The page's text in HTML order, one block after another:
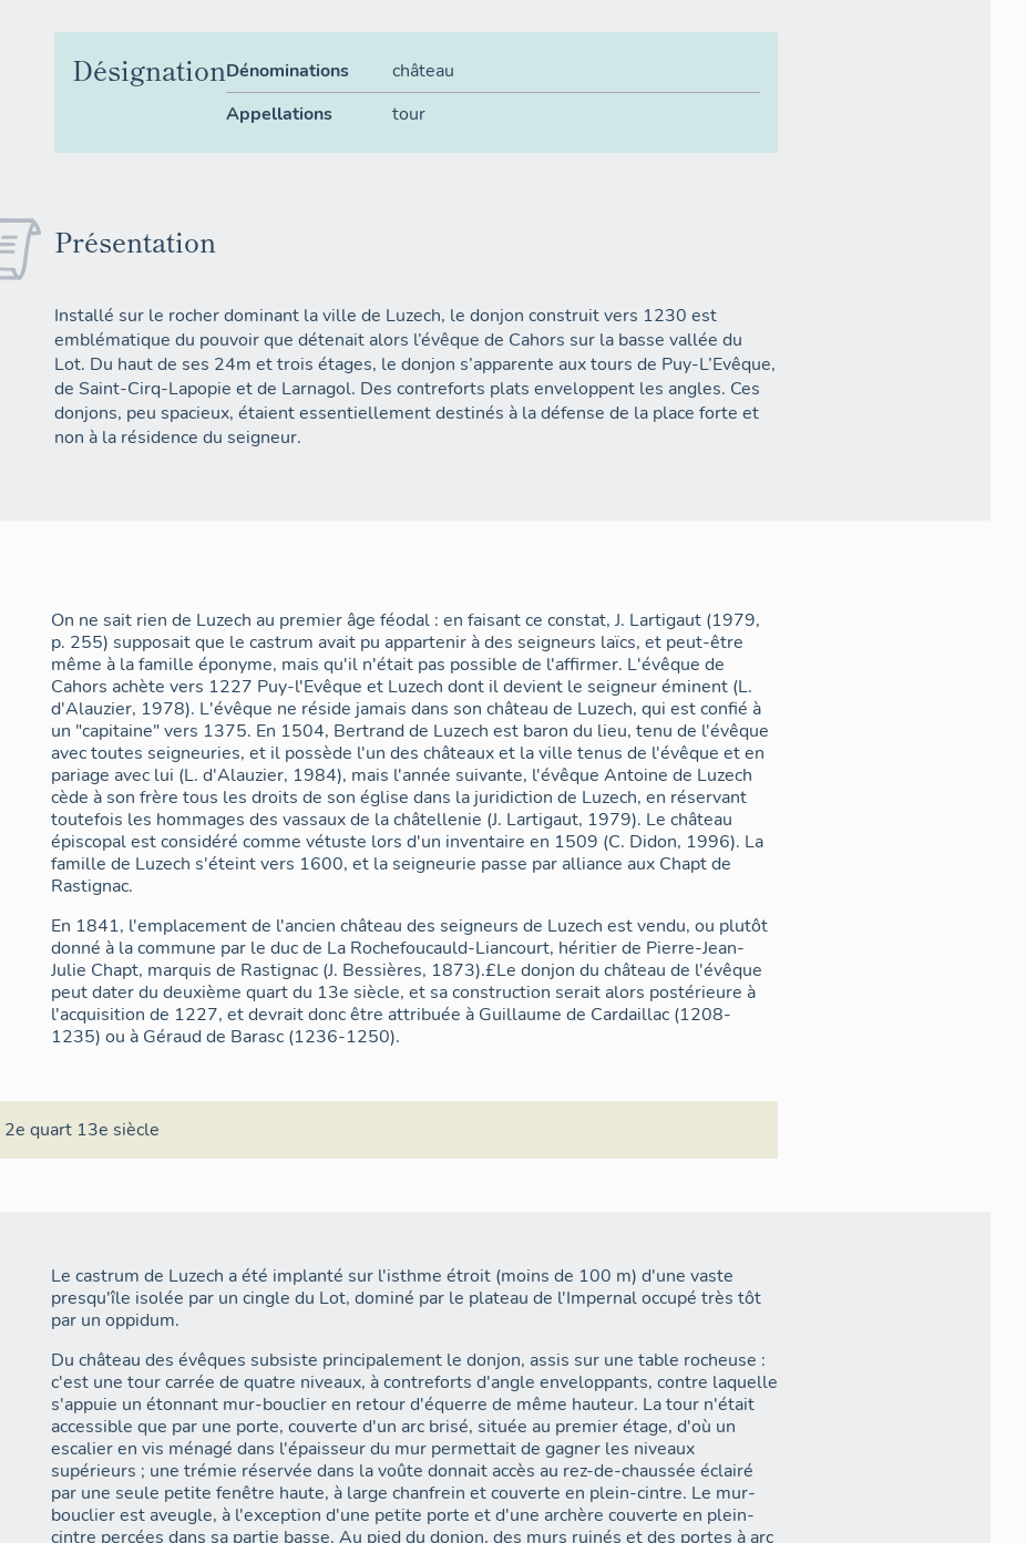
DésignationDénominations
château
Appellations
tour
Présentation
Installé sur le rocher dominant la ville de Luzech, le donjon construit vers 1230 est
emblématique du pouvoir que détenait alors l’évêque de Cahors sur la basse vallée du
Lot. Du haut de ses 24m et trois étages, le donjon s’apparente aux tours de Puy-L’Evêque,
de Saint-Cirq-Lapopie et de Larnagol. Des contreforts plats enveloppent les angles. Ces
donjons, peu spacieux, étaient essentiellement destinés à la défense de la place forte et
non à la résidence du seigneur.
On ne sait rien de Luzech au premier âge féodal : en faisant ce constat, J. Lartigaut (1979,
p. 255) supposait que le castrum avait pu appartenir à des seigneurs laïcs, et peut-être
même à la famille éponyme, mais qu'il n'était pas possible de l'affirmer. L'évêque de
Cahors achète vers 1227 Puy-l'Evêque et Luzech dont il devient le seigneur éminent (L.
d'Alauzier, 1978). L'évêque ne réside jamais dans son château de Luzech, qui est confié à
un "capitaine" vers 1375. En 1504, Bertrand de Luzech est baron du lieu, tenu de l'évêque
avec toutes seigneuries, et il possède l'un des châteaux et la ville tenus de l'évêque et en
pariage avec lui (L. d'Alauzier, 1984), mais l'année suivante, l'évêque Antoine de Luzech
cède à son frère tous les droits de son église dans la juridiction de Luzech, en réservant
toutefois les hommages des vassaux de la châtellenie (J. Lartigaut, 1979). Le château
épiscopal est considéré comme vétuste lors d'un inventaire en 1509 (C. Didon, 1996). La
famille de Luzech s'éteint vers 1600, et la seigneurie passe par alliance aux Chapt de
Rastignac.
En 1841, l'emplacement de l'ancien château des seigneurs de Luzech est vendu, ou plutôt
donné à la commune par le duc de La Rochefoucauld-Liancourt, héritier de Pierre-Jean-
Julie Chapt, marquis de Rastignac (J. Bessières, 1873).£Le donjon du château de l'évêque
peut dater du deuxième quart du 13e siècle, et sa construction serait alors postérieure à
l'acquisition de 1227, et devrait donc être attribuée à Guillaume de Cardaillac (1208-
1235) ou à Géraud de Barasc (1236-1250).
2e quart 13e siècle
Le castrum de Luzech a été implanté sur l'isthme étroit (moins de 100 m) d'une vaste
presqu'île isolée par un cingle du Lot, dominé par le plateau de l'Impernal occupé très tôt
par un oppidum.
Du château des évêques subsiste principalement le donjon, assis sur une table rocheuse :
c'est une tour carrée de quatre niveaux, à contreforts d'angle enveloppants, contre laquelle
s'appuie un étonnant mur-bouclier en retour d'équerre de même hauteur. La tour n'était
accessible que par une porte, couverte d'un arc brisé, située au premier étage, d'où un
escalier en vis ménagé dans l'épaisseur du mur permettait de gagner les niveaux
supérieurs ; une trémie réservée dans la voûte donnait accès au rez-de-chaussée éclairé
par une seule petite fenêtre haute, à large chanfrein et couverte en plein-cintre. Le mur-
bouclier est aveugle, à l'exception d'une petite porte et d'une archère couverte en plein-
cintre percées dans sa partie basse. Au pied du donjon, des murs ruinés et des portes à arc